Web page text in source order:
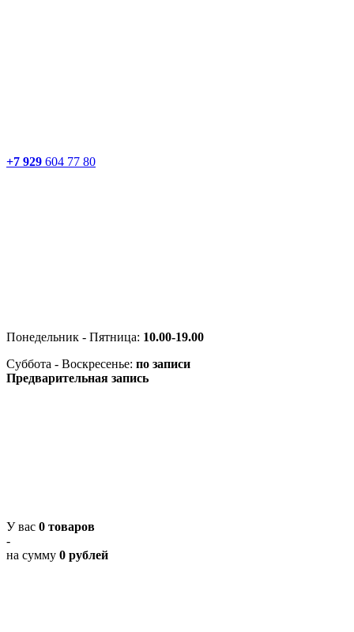
+7 929 604 77 80
Понедельник - Пятница: 10.00-19.00
Суббота - Воскресенье: по записи
Предварительная запись
У вас 0 товаров
-
на сумму 0 рублей